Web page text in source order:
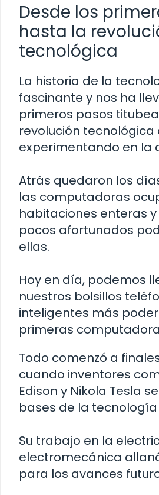
Desde los
hasta la
tecnológica
La historia de la
fascinante y nos ha
primeros pasos
revolución
experimentando en la
Atrás quedaron los
las computadoras
habitaciones enteras y
pocos afortunados
ellas.
Hoy en día, podemos
nuestros bolsillos
inteligentes más
primeras
Todo comenzó a
cuando inventores
Edison y Nikola Tesla
bases de la
Su trabajo en la
electromecánica
para los avances